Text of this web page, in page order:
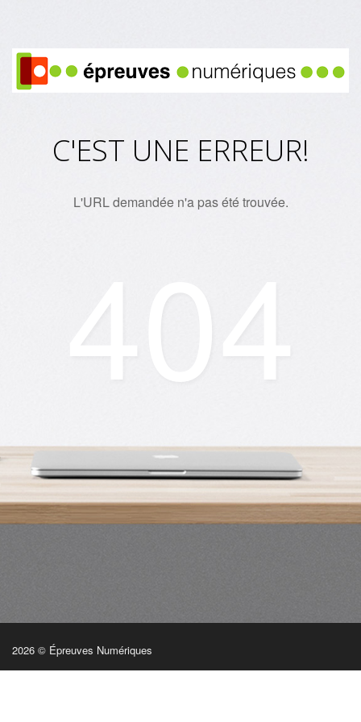
C'EST UNE ERREUR!
L'URL demandée n'a pas été trouvée.
404
2026 © Épreuves Numériques